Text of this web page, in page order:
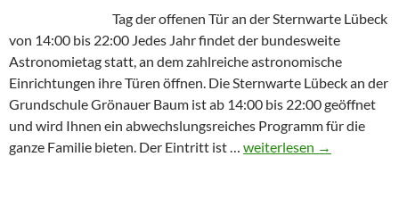
Tag der offenen Tür an der Sternwarte Lübeck
von 14:00 bis 22:00 Jedes Jahr findet der bundesweite
Astronomietag statt, an dem zahlreiche astronomische
Einrichtungen ihre Türen öffnen. Die Sternwarte Lübeck an der
Grundschule Grönauer Baum ist ab 14:00 bis 22:00 geöffnet
und wird Ihnen ein abwechslungsreiches Programm für die
ganze Familie bieten. Der Eintritt ist … Winterprogramm endet
weiterlesen →